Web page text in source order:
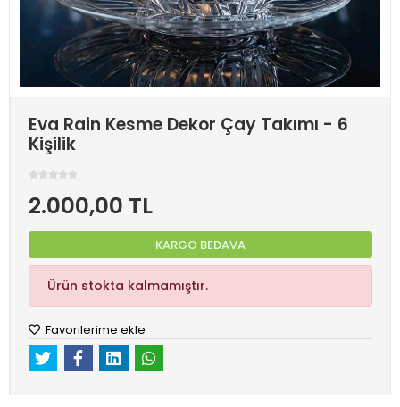
Eva Rain Kesme Dekor Çay Takımı - 6
Kişilik
2.000,00 TL
KARGO BEDAVA
Ürün stokta kalmamıştır.
Favorilerime ekle